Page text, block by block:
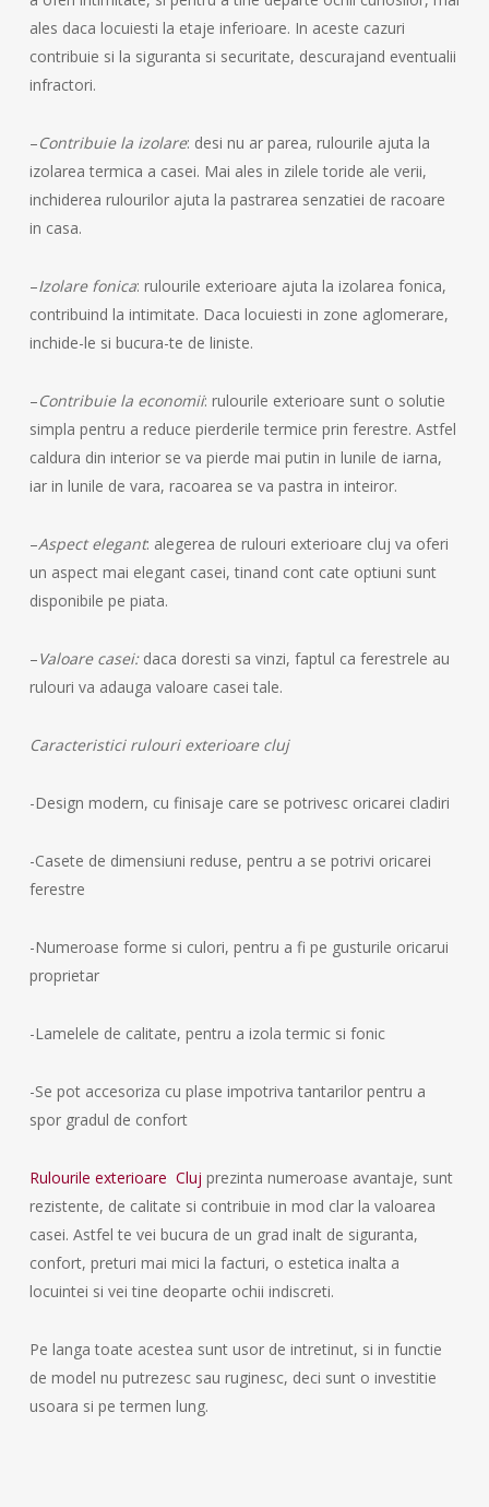
ales daca locuiesti la etaje inferioare. In aceste cazuri
contribuie si la siguranta si securitate, descurajand eventualii
infractori.
–Contribuie la izolare: desi nu ar parea, rulourile ajuta la
izolarea termica a casei. Mai ales in zilele toride ale verii,
inchiderea rulourilor ajuta la pastrarea senzatiei de racoare
in casa.
–Izolare fonica: rulourile exterioare ajuta la izolarea fonica,
contribuind la intimitate. Daca locuiesti in zone aglomerare,
inchide-le si bucura-te de liniste.
–Contribuie la economii: rulourile exterioare sunt o solutie
simpla pentru a reduce pierderile termice prin ferestre. Astfel
caldura din interior se va pierde mai putin in lunile de iarna,
iar in lunile de vara, racoarea se va pastra in inteiror.
–Aspect elegant: alegerea de rulouri exterioare cluj va oferi
un aspect mai elegant casei, tinand cont cate optiuni sunt
disponibile pe piata.
–Valoare casei:daca doresti sa vinzi, faptul ca ferestrele au
rulouri va adauga valoare casei tale.
Caracteristici rulouri exterioare cluj
-Design modern, cu finisaje care se potrivesc oricarei cladiri
-Casete de dimensiuni reduse, pentru a se potrivi oricarei
ferestre
-Numeroase forme si culori, pentru a fi pe gusturile oricarui
proprietar
-Lamelele de calitate, pentru a izola termic si fonic
-Se pot accesoriza cu plase impotriva tantarilor pentru a
spor gradul de confort
Rulourile exterioare Cluj prezinta numeroase avantaje, sunt
rezistente, de calitate si contribuie in mod clar la valoarea
casei. Astfel te vei bucura de un grad inalt de siguranta,
confort, preturi mai mici la facturi, o estetica inalta a
locuintei si vei tine deoparte ochii indiscreti.
Pe langa toate acestea sunt usor de intretinut, si in functie
de model nu putrezesc sau ruginesc, deci sunt o investitie
usoara si pe termen lung.